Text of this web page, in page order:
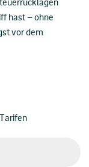
hast – ohne
vor dem